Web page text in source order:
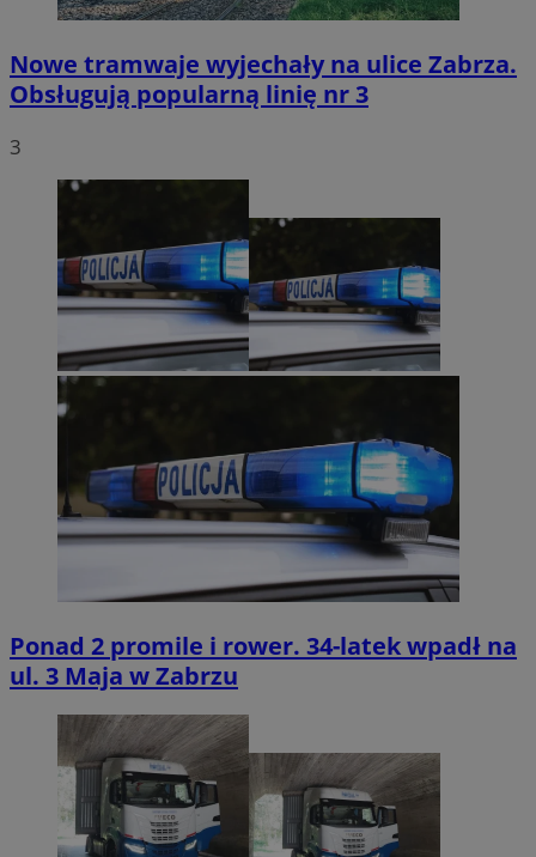
Nowe tramwaje wyjechały na ulice Zabrza.
Obsługują popularną linię nr 3
3
Ponad 2 promile i rower. 34-latek wpadł na
ul. 3 Maja w Zabrzu